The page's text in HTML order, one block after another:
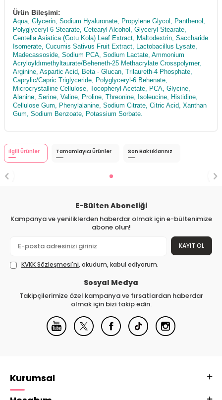
Ürün Bileşimi:
Aqua, Glycerin, Sodium Hyaluronate, Propylene Glycol, Panthenol,
Polyglyceryl-6 Stearate, Cetearyl Alcohol, Glyceryl Stearate,
Centella Asiatica (Gotu Kola) Leaf Extract, Maltodextrin, Saccharide
Isomerate, Cucumis Sativus Fruit Extract, Lactobacillus Lysate,
Madecassoside, Sodium PCA, Sodium Lactate, Ammonium
Acryloyldımethyltaurate/Beheneth-25 Methacrylate Crosspolymer,
Arginine, Aspartic Acid, Beta - Glucan, Trilaureth-4 Phosphate,
Caprylic/Capric Triglyceride, Polyglyceryl-6 Behenate,
Microcrystalline Cellulose, Tocopheryl Acetate, PCA, Glycine,
Alanine, Serine, Valine, Proline, Threonine, Isoleucine, Histidine,
Cellulose Gum, Phenylalanine, Sodium Citrate, Citric Acid, Xanthan
Gum, Sodium Benzoate, Potassium Sorbate.
İlgili Ürünler Tamamlayıcı Ürünler Son Baktıklarınız
E-Bülten Aboneliği
Kampanya ve yeniliklerden haberdar olmak için e-bültenimize
abone olun!
KAYIT OL
KVKK Sözleşmesi'ni, okudum, kabul ediyorum.
Sosyal Medya
Takipçilerimize özel kampanya ve fırsatlardan haberdar
olmak için bizi takip edin.
Kurumsal